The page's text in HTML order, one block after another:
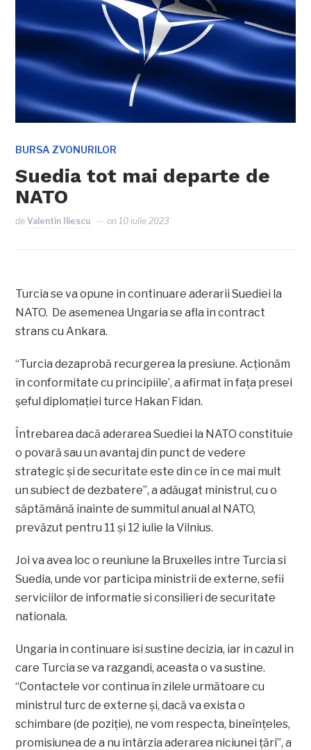
BURSA ZVONURILOR
Suedia tot mai departe de
NATO
deValentin Iliescu on 10 iulie 2023
Turcia se va opune in continuare aderarii Suediei la
NATO. De asemenea Ungaria se afla in contract
strans cu Ankara.
“Turcia dezaprobă recurgerea la presiune. Acţionăm
în conformitate cu principiile’, a afirmat în faţa presei
şeful diplomaţiei turce Hakan Fidan.
Întrebarea dacă aderarea Suediei la NATO constituie
o povară sau un avantaj din punct de vedere
strategic şi de securitate este din ce în ce mai mult
un subiect de dezbatere”, a adăugat ministrul, cu o
săptămână înainte de summitul anual al NATO,
prevăzut pentru 11 şi 12 iulie la Vilnius.
Joi va avea loc o reuniune la Bruxelles intre Turcia si
Suedia, unde vor participa ministrii de externe, sefii
serviciilor de informatie si consilieri de securitate
nationala.
Ungaria in continuare isi sustine decizia, iar in cazul in
care Turcia se va razgandi, aceasta o va sustine.
“Contactele vor continua în zilele următoare cu
ministrul turc de externe şi, dacă va exista o
schimbare (de poziţie), ne vom respecta, bineînţeles,
promisiunea de a nu întârzia aderarea niciunei ţări”, a